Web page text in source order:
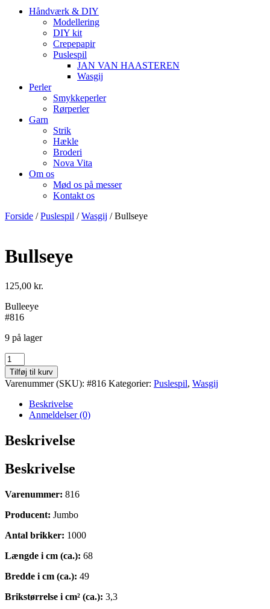
Håndværk & DIY
Modellering
DIY kit
Crepepapir
Puslespil
JAN VAN HAASTEREN
Wasgij
Perler
Smykkeperler
Rørperler
Garn
Strik
Hækle
Broderi
Nova Vita
Om os
Mød os på messer
Kontakt os
Forside /Puslespil /Wasgij / Bullseye
Bullseye
125,00 kr.
Bulleeye
#816
9 på lager
Bullseye
antal
Tilføj til kurv
Varenummer (SKU): #816 Kategorier: Puslespil, Wasgij
Beskrivelse
Anmeldelser (0)
Beskrivelse
Beskrivelse
Varenummer: 816
Producent: Jumbo
Antal brikker: 1000
Længde i cm (ca.): 68
Bredde i cm (ca.): 49
Brikstørrelse i cm² (ca.): 3,3